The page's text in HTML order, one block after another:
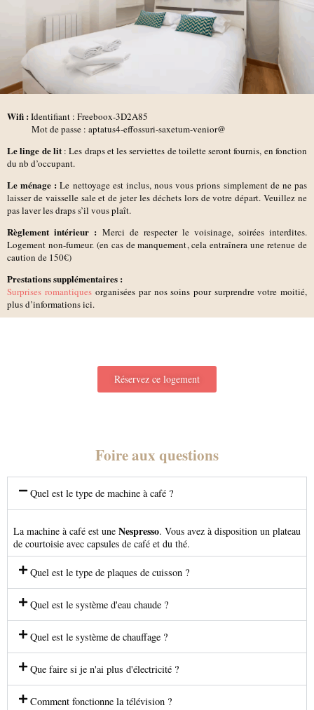
Wifi : Identifiant : Freeboox-3D2A85
Mot de passe : aptatus4-effossuri-saxetum-venior@
Le linge de lit: Les draps et les serviettes de toilette seront fournis, en fonction
du nb d’occupant.
Le ménage : Le nettoyage est inclus, nous vous prions simplement de ne pas
laisser de vaisselle sale et de jeter les déchets lors de votre départ. Veuillez ne
pas laver les draps s’il vous plaît.
Règlement intérieur : Merci de respecter le voisinage, soirées interdites.
Logement non-fumeur. (en cas de manquement, cela entraînera une retenue de
caution de 150€)
Prestations supplémentaires :
Surprises romantiques organisées par nos soins pour surprendre votre moitié,
plus d’informations ici.
Réservez ce logement
Foire aux questions
Quel est le type de machine à café ?
La machine à café est une Nespresso. Vous avez à disposition un plateau
de courtoisie avec capsules de café et du thé.
Quel est le type de plaques de cuisson ?
Quel est le système d'eau chaude ?
Quel est le système de chauffage ?
Que faire si je n'ai plus d'électricité ?
Comment fonctionne la télévision ?